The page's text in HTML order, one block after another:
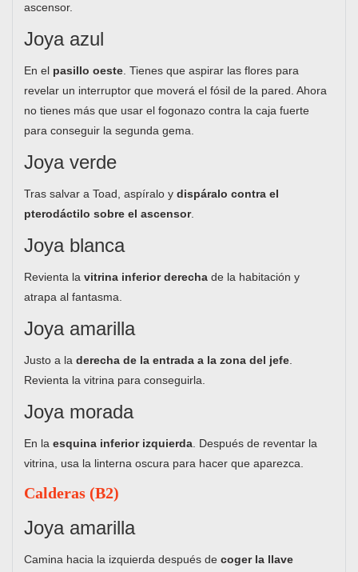
ascensor.
Joya azul
En el pasillo oeste. Tienes que aspirar las flores para
revelar un interruptor que moverá el fósil de la pared. Ahora
no tienes más que usar el fogonazo contra la caja fuerte
para conseguir la segunda gema.
Joya verde
Tras salvar a Toad, aspíralo y dispáralo contra el
pterodáctilo sobre el ascensor.
Joya blanca
Revienta la vitrina inferior derecha de la habitación y
atrapa al fantasma.
Joya amarilla
Justo a la derecha de la entrada a la zona del jefe.
Revienta la vitrina para conseguirla.
Joya morada
En la esquina inferior izquierda. Después de reventar la
vitrina, usa la linterna oscura para hacer que aparezca.
Calderas (B2)
Joya amarilla
Camina hacia la izquierda después de coger la llave